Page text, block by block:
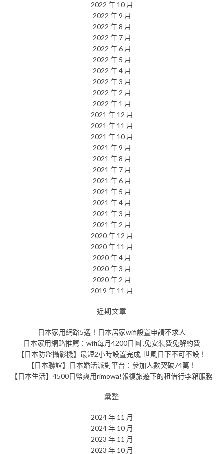
2022 年 10 月
2022 年 9 月
2022 年 8 月
2022 年 7 月
2022 年 6 月
2022 年 5 月
2022 年 4 月
2022 年 3 月
2022 年 2 月
2022 年 1 月
2021 年 12 月
2021 年 11 月
2021 年 10 月
2021 年 9 月
2021 年 8 月
2021 年 7 月
2021 年 6 月
2021 年 5 月
2021 年 4 月
2021 年 3 月
2021 年 2 月
2020 年 12 月
2020 年 11 月
2020 年 4 月
2020 年 3 月
2020 年 2 月
2019 年 11 月
近期文章
日本家用網路5選！日本居家wifi設置申請不求人
日本家用網路推薦：wifi每月4200日圓 ,免安裝費免解約費
【日本防盜攝影機】最短2小時設置完成, 世風日下不可不設！
【日本聯誼】日本婚活派對平台：參加人數突破74萬！
【日本生活】4500日幣爽用rimowa!報復旅遊下的租借行李箱服務
彙整
2024 年 11 月
2024 年 10 月
2023 年 11 月
2023 年 10 月